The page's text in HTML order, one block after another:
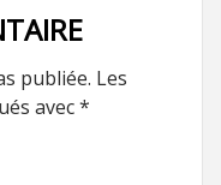
publiée. Les
avec*